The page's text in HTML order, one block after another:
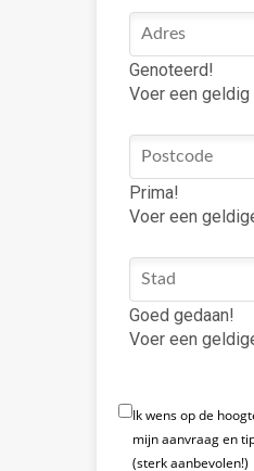
Genoteerd!
Voer een geldig
Prima!
Voer een
Goed gedaan!
Voer een
Ik wens op de
mijn aanvraag en
(sterk aanbevolen!)